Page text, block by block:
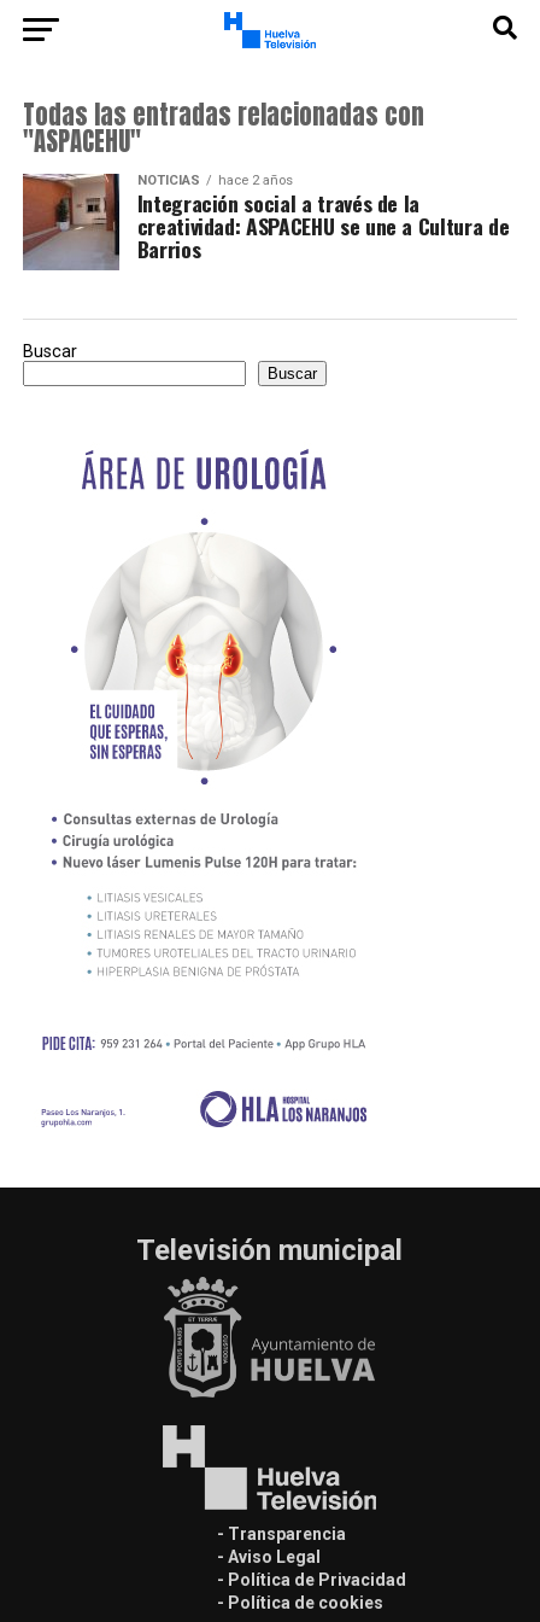
Todas las entradas relacionadas con
"ASPACEHU"
NOTICIAS hace 2 años
Integración social a través de la
creatividad: ASPACEHU se une a Cultura de
Barrios
Buscar
Buscar
Televisión municipal
- Transparencia
- Aviso Legal
- Política de Privacidad
- Política de cookies